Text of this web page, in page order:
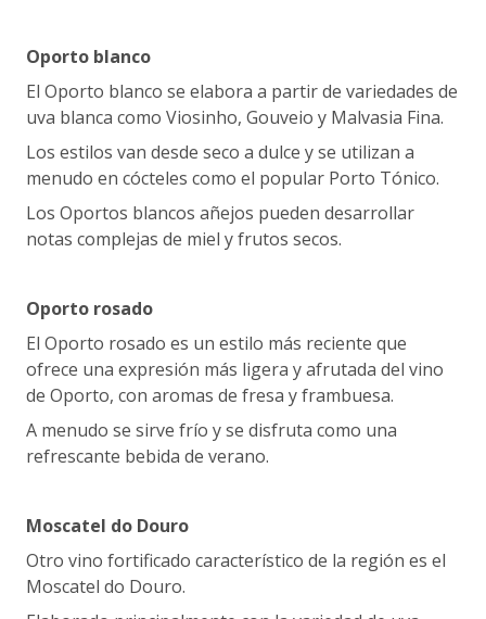
Oporto blanco
El Oporto blanco se elabora a partir de variedades de
uva blanca como Viosinho, Gouveio y Malvasia Fina.
Los estilos van desde seco a dulce y se utilizan a
menudo en cócteles como el popular Porto Tónico.
Los Oportos blancos añejos pueden desarrollar
notas complejas de miel y frutos secos.
Oporto rosado
El Oporto rosado es un estilo más reciente que
ofrece una expresión más ligera y afrutada del vino
de Oporto, con aromas de fresa y frambuesa.
A menudo se sirve frío y se disfruta como una
refrescante bebida de verano.
Moscatel do Douro
Otro vino fortificado característico de la región es el
Moscatel do Douro.